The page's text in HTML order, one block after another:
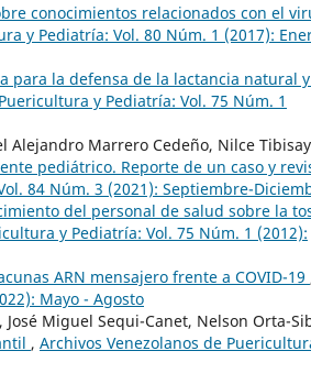
conocimientos relacionados con el
y Pediatría: Vol. 80 Núm. 1 (2017):
para la defensa de la lactancia natural
y Pediatría: Vol. 75 Núm. 1
Alejandro Marrero Cedeño, Nilce Tibisay
pediátrico. Reporte de un caso y
84 Núm. 3 (2021): Septiembre-
del personal de salud sobre la
y Pediatría: Vol. 75 Núm. 1 (2012):
ARN mensajero frente a COVID-19
Mayo - Agosto
Miguel Sequi-Canet, Nelson Orta-
, Archivos Venezolanos de